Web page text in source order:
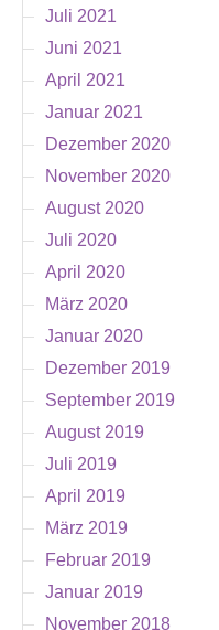
Juli 2021
Juni 2021
April 2021
Januar 2021
Dezember 2020
November 2020
August 2020
Juli 2020
April 2020
März 2020
Januar 2020
Dezember 2019
September 2019
August 2019
Juli 2019
April 2019
März 2019
Februar 2019
Januar 2019
November 2018